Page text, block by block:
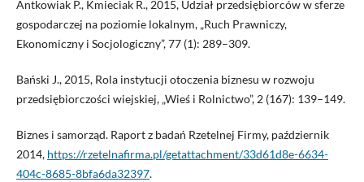
Antkowiak P., Kmieciak R., 2015, Udział przedsiębiorców w sferze
gospodarczej na poziomie lokalnym, „Ruch Prawniczy,
Ekonomiczny i Socjologiczny”, 77 (1): 289–309.
Bański J., 2015, Rola instytucji otoczenia biznesu w rozwoju
przedsiębiorczości wiejskiej, „Wieś i Rolnictwo”, 2 (167): 139–149.
Biznes i samorząd. Raport z badań Rzetelnej Firmy, październik
2014, https://rzetelnafirma.pl/getattachment/33d61d8e-6634-
404c-8685-8bfa6da32397.